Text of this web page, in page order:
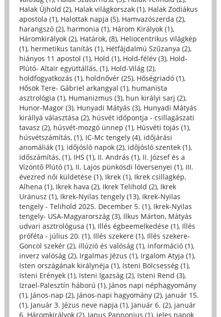
Halak Újhold (2), Halak világkorszak (1), Halak Zodiákus
apostola (1), Halottak napja (5), Hamvazószerda (2),
harangszó (2), harmonia (1), Három Királyok (1),
Háromkirályok (2), Határok, (8), Heliocentrikus világkép
(1), hermetikus tanítás (1), Hétfájdalmú Szűzanya (2),
hiányos 11 apostol (1), Hold (1), Hold-félév (3), Hold-
Plútó- Altair együttállás, (1), Hold-Világ (2),
holdfogyatkozás (1), holdnővér (25), Hőségriadó (1),
Hősök Tere- Gábriel arkangyal (1), humanista
asztrológia (1), Humanizmus (3), hun királyi sarj (2),
Hunor-Magor (3), Hunyadi Mátyás (3), Hunyadi Mátyás
királlyá választása (2), húsvét időpontja - csillagászati
tavasz (2), húsvét-mozgó ünnep (1), Húsvéti tojás (1),
húsvétszámítás, (1), IC-Mc tengely (4), időjárási
anomáliák (1), időjósló napok (2), időjósló szentek (1),
időszámítás, (1), IHS (1), II. András (1), II. József és a
Vízöntő Plútó (1), II. Lajos pünkösdi lóversenyei (1), III.
évezred női küldetése (1), Ikrek (1), Ikrek csillagkép,
Alhena (1), Ikrek hava (2), Ikrek Telihold (2), Ikrek
Uránusz (1), Ikrek-Nyilas tengely (13), Ikrek-Nyilas
tengely - Telihold 2025. December 5. (1), Ikrek-Nyilas
tengely- USA-Magyarország (3), Ilkus Márton, Mátyás
udvari asztrológusa (1), Illés égbeemelkedése (1), Illés
próféta - július 20. (1), Illés szekere (1), Illés szekere-
Göncöl szekér (2), illúzió és valóság (1), információ (1),
inverz valóság (2), Irgalmas Jézus (1), Irgalom Atyja (1),
Isten országának királynéja (1), Isteni Bölcsesség (1),
Isteni Erények (1), Isteni Igazság (2), Isteni Rend (3),
Izrael-Palesztín háború (1), János napi néphagyomány
(1), János-nap (2), János-napi hagyomány (2), január 15.
(1), Január 3. Jézus neve napja (1), Január 6. (2), január
6. Háromkirályok (2), Janus Pannonius (1), jeles napok